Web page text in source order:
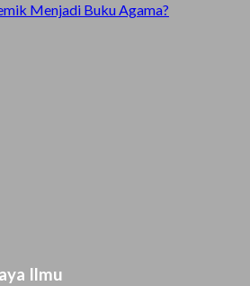
Menjadi Buku Agama?
Ilmu